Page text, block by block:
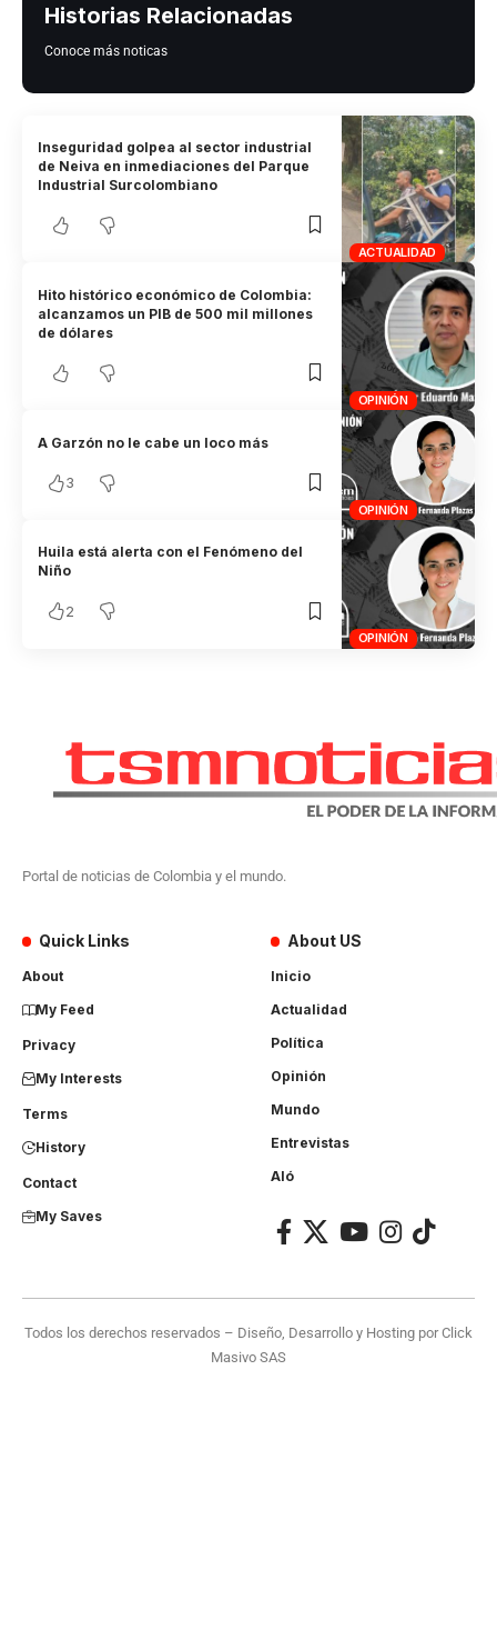
Historias Relacionadas
Conoce más noticas
ACTUALIDAD
Inseguridad golpea al sector industrial
de Neiva en inmediaciones del Parque
Industrial Surcolombiano
OPINIÓN
Hito histórico económico de Colombia:
alcanzamos un PIB de 500 mil millones
de dólares
OPINIÓN
A Garzón no le cabe un loco más
3
OPINIÓN
Huila está alerta con el Fenómeno del
Niño
2
Portal de noticias de Colombia y el mundo.
Quick Links
About
My Feed
Privacy
My Interests
Terms
History
Contact
My Saves
About US
Inicio
Actualidad
Política
Opinión
Mundo
Entrevistas
Aló
Todos los derechos reservados – Diseño, Desarrollo y Hosting porClick
Masivo SAS